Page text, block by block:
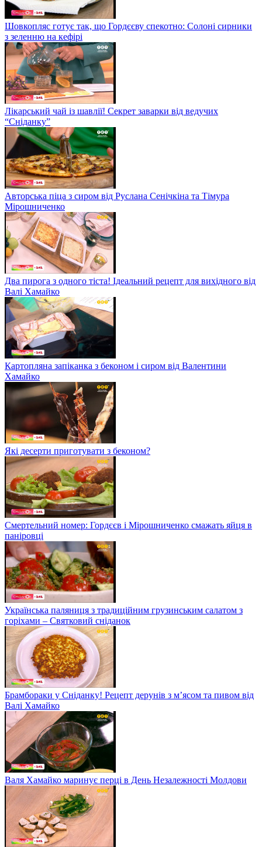
Шовкопляс готує так, що Гордєєву спекотно: Солоні сирники
з зеленню на кефірі
Лікарський чай із шавлії! Секрет заварки від ведучих
“Сніданку”
Авторська піца з сиром від Руслана Сенічкіна та Тімура
Мірошниченко
Два пирога з одного тіста! Ідеальний рецепт для вихідного від
Валі Хамайко
Картопляна запіканка з беконом і сиром від Валентини
Хамайко
Які десерти приготувати з беконом?
Смертельний номер: Гордєєв і Мірошниченко смажать яйця в
паніровці
Українська паляниця з традиційним грузинським салатом з
горіхами – Святковий сніданок
Брамбораки у Сніданку! Рецепт дерунів з м’ясом та пивом від
Валі Хамайко
Валя Хамайко маринує перці в День Незалежності Молдови